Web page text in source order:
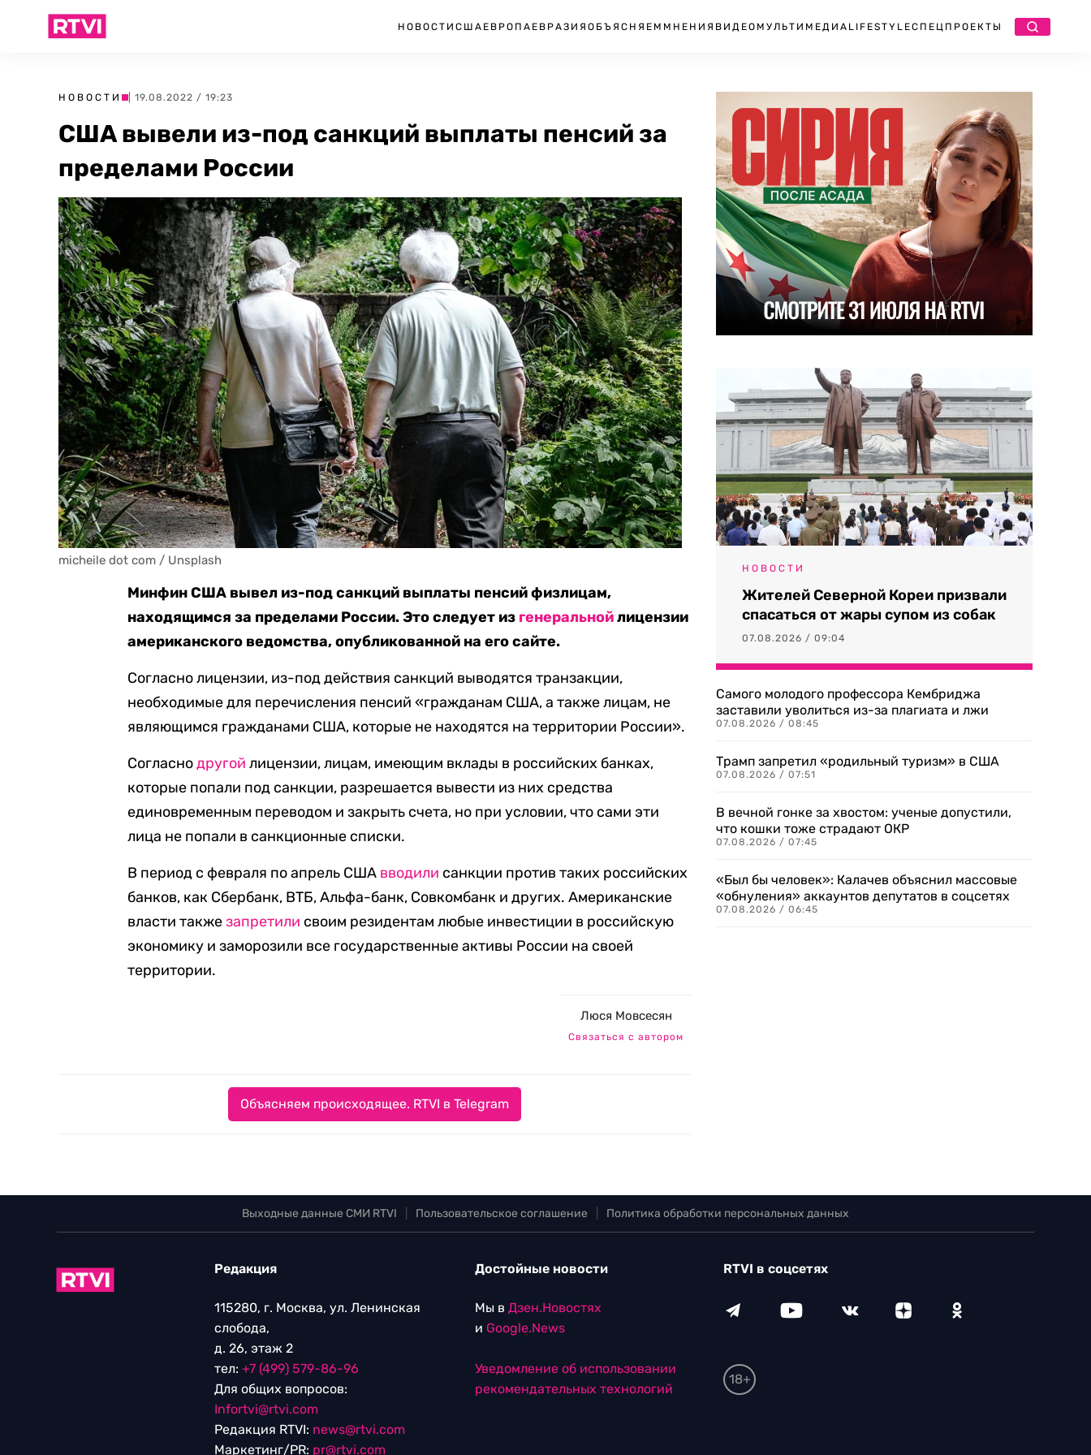
НОВОСТИ США ЕВРОПА ЕВРАЗИЯ ОБЪЯСНЯЕМ МНЕНИЯ ВИДЕО МУЛЬТИМЕДИА LIFESTYLEСПЕЦПРОЕКТЫ
НОВОСТИ | 19.08.2022 / 19:23
США вывели из-под санкций выплаты пенсий за
пределами России
micheile dot com / Unsplash
Минфин США вывел из-под санкций выплаты пенсий физлицам,
находящимся за пределами России. Это следует из генеральнойлицензии
американского ведомства, опубликованной на его сайте.
Согласно лицензии, из-под действия санкций выводятся транзакции,
необходимые для перечисления пенсий «гражданам США, а также лицам, не
являющимся гражданами США, которые не находятся на территории России».
Согласнодругой лицензии, лицам, имеющим вклады в российских банках,
которые попали под санкции, разрешается вывести из них средства
единовременным переводом и закрыть счета, но при условии, что сами эти
лица не попали в санкционные списки.
В период с февраля по апрель США вводили санкции против таких российских
банков, как Сбербанк, ВТБ, Альфа-банк, Совкомбанк и других. Американские
власти такжезапретили своим резидентам любые инвестиции в российскую
экономику и заморозили все государственные активы России на своей
территории.
Люся Мовсесян
Связаться с автором
Объясняем происходящее. RTVI в Telegram
НОВОСТИ
Жителей Северной Кореи призвали
спасаться от жары супом из собак
07.08.2026 / 09:04
Самого молодого профессора Кембриджа
заставили уволиться из-за плагиата и лжи
07.08.2026 / 08:45
Трамп запретил «родильный туризм» в США
07.08.2026 / 07:51
В вечной гонке за хвостом: ученые допустили,
что кошки тоже страдают ОКР
07.08.2026 / 07:45
«Был бы человек»: Калачев объяснил массовые
«обнуления» аккаунтов депутатов в соцсетях
07.08.2026 / 06:45
Выходные данные СМИ RTVI Пользовательское соглашение Политика обработки персональных данных
Редакция
115280, г. Москва, ул. Ленинская
слобода,
д. 26, этаж 2
тел: +7 (499) 579-86-96
Для общих вопросов:
Infortvi@rtvi.com
Редакция RTVI: news@rtvi.com
Маркетинг/PR: pr@rtvi.com
Достойные новости
Мы в Дзен.Новостях
и Google.News
Уведомление об использовании
рекомендательных технологий
RTVI в соцсетях
18+